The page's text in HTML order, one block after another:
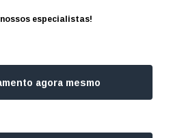
especialistas!
agora mesmo